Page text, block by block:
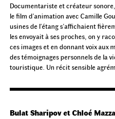
Documentariste et créateur
le film d’animation avec Camille
usines de l’étang s’affichaient
les envoyait à ses proches, on y
ces images et en donnant voix aux
des témoignages personnels de la
touristique. Un récit sensible
Bulat Sharipov et Chloé